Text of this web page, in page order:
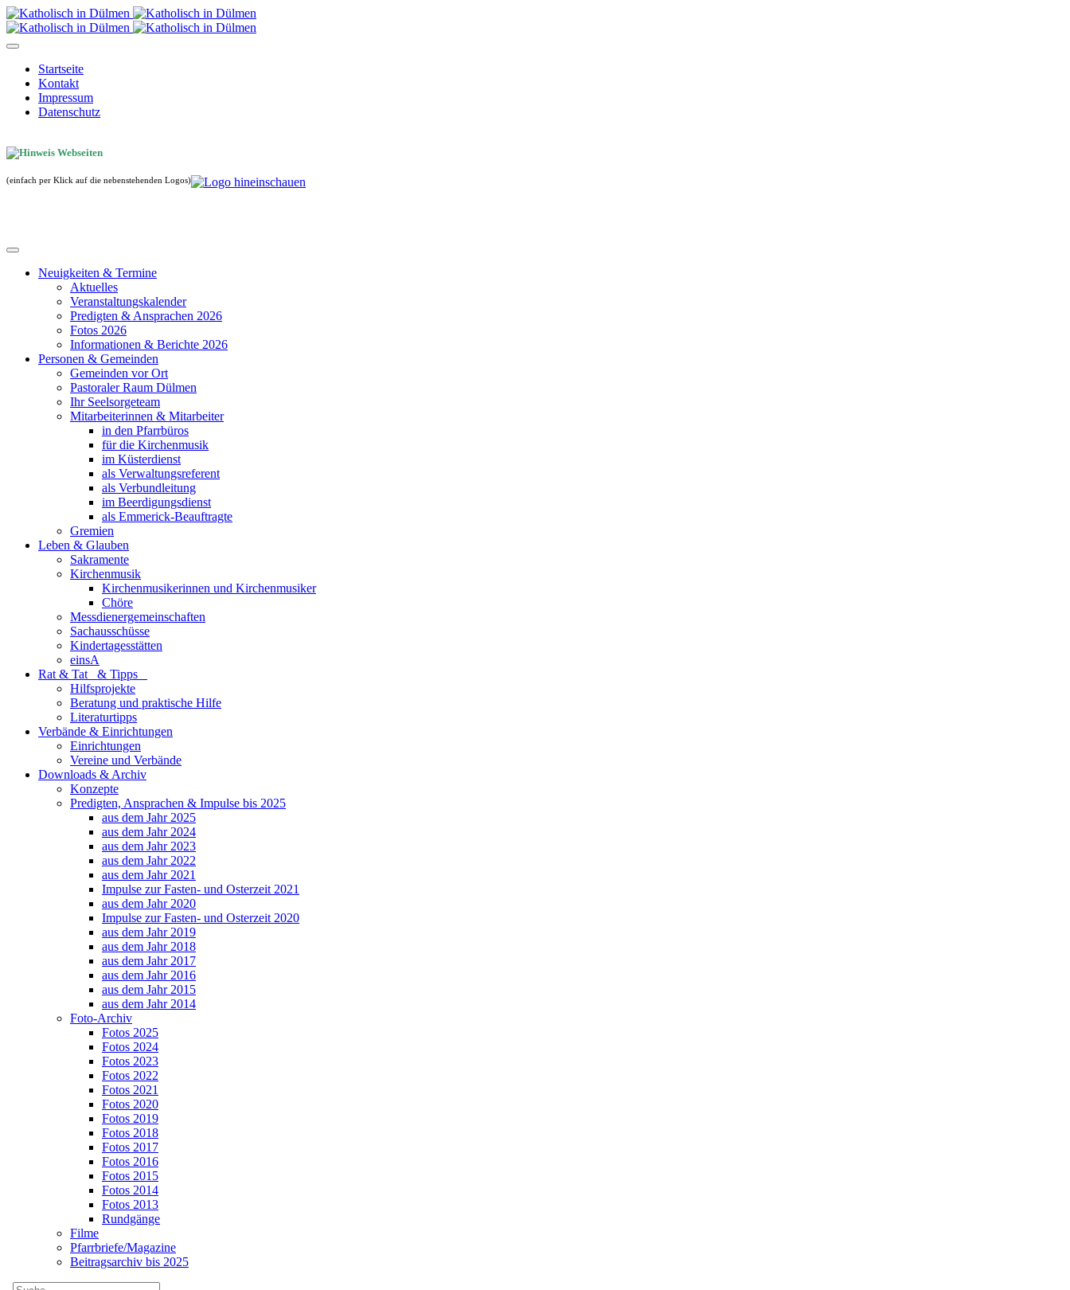
Startseite
Kontakt
Impressum
Datenschutz
(einfach per Klick auf die nebenstehenden Logos)
Neuigkeiten & Termine
Aktuelles
Veranstaltungskalender
Predigten & Ansprachen 2026
Fotos 2026
Informationen & Berichte 2026
Personen & Gemeinden
Gemeinden vor Ort
Pastoraler Raum Dülmen
Ihr Seelsorgeteam
Mitarbeiterinnen & Mitarbeiter
in den Pfarrbüros
für die Kirchenmusik
im Küsterdienst
als Verwaltungsreferent
als Verbundleitung
im Beerdigungsdienst
als Emmerick-Beauftragte
Gremien
Leben & Glauben
Sakramente
Kirchenmusik
Kirchenmusikerinnen und Kirchenmusiker
Chöre
Messdienergemeinschaften
Sachausschüsse
Kindertagesstätten
einsA
Rat & Tat & Tipps
Hilfsprojekte
Beratung und praktische Hilfe
Literaturtipps
Verbände & Einrichtungen
Einrichtungen
Vereine und Verbände
Downloads & Archiv
Konzepte
Predigten, Ansprachen & Impulse bis 2025
aus dem Jahr 2025
aus dem Jahr 2024
aus dem Jahr 2023
aus dem Jahr 2022
aus dem Jahr 2021
Impulse zur Fasten- und Osterzeit 2021
aus dem Jahr 2020
Impulse zur Fasten- und Osterzeit 2020
aus dem Jahr 2019
aus dem Jahr 2018
aus dem Jahr 2017
aus dem Jahr 2016
aus dem Jahr 2015
aus dem Jahr 2014
Foto-Archiv
Fotos 2025
Fotos 2024
Fotos 2023
Fotos 2022
Fotos 2021
Fotos 2020
Fotos 2019
Fotos 2018
Fotos 2017
Fotos 2016
Fotos 2015
Fotos 2014
Fotos 2013
Rundgänge
Filme
Pfarrbriefe/Magazine
Beitragsarchiv bis 2025